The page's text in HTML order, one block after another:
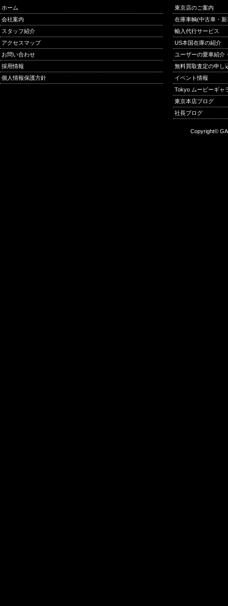
ホーム
会社案内
スタッフ紹介
アクセスマップ
お問い合わせ
採用情報
個人情報保護方針
東京店のご案内
在庫車輌(中古車・
輸入代行サービス
US本国在庫の紹介
ユーザーの愛車紹介
無料買取査定の申し
イベント情報
Tokyo ムービーギャ
東京本店ブログ
社長ブログ
Copyright©